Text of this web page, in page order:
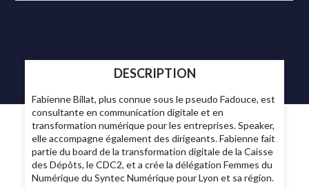
DESCRIPTION
Fabienne Billat, plus connue sous le pseudo Fadouce, est
consultante en communication digitale et en
transformation numérique pour les entreprises. Speaker,
elle accompagne également des dirigeants. Fabienne fait
partie du board de la transformation digitale de la Caisse
des Dépôts, le CDC2, et a crée la délégation Femmes du
Numérique du Syntec Numérique pour Lyon et sa région.